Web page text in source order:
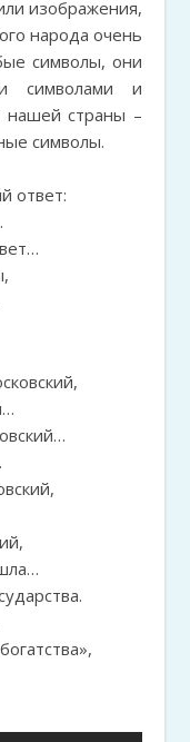
изображения,
народа очень
символы, они
символами и
нашей страны –
символы.
ответ: